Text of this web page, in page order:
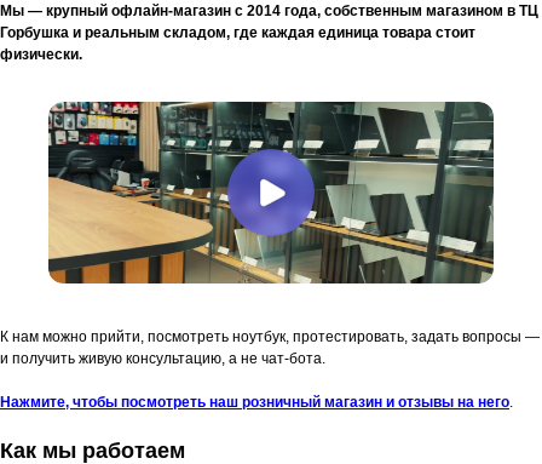
Мы — крупный офлайн-магазин с 2014 года, собственным магазином в ТЦ
Горбушка и реальным складом, где каждая единица товара стоит
физически.
К нам можно прийти, посмотреть ноутбук, протестировать, задать вопросы —
и получить живую консультацию, а не чат-бота.
Нажмите, чтобы посмотреть наш розничный магазин и отзывы на него.
Как мы работаем